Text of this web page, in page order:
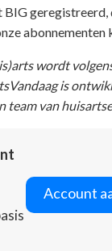
BIG geregistreerd,
abonnementen
wordt
is
team van
Account